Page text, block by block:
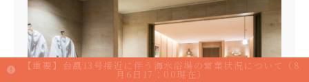
【重要】台風13号接近に伴う海水浴場の営業状況について（8
月6日17：00現在）